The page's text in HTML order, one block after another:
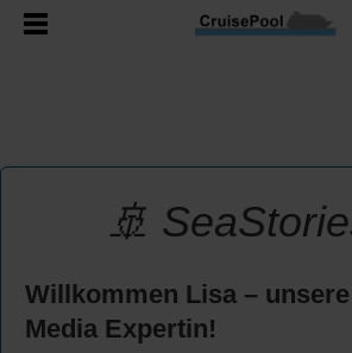
🚢
Willkommen Lisa –
Media Expertin!